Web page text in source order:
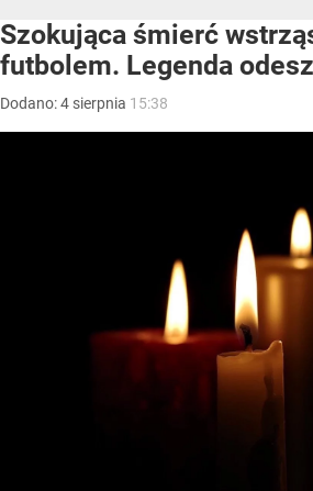
Szokująca śmierć
futbolem. Legenda
Dodano:4 sierpnia 15:38